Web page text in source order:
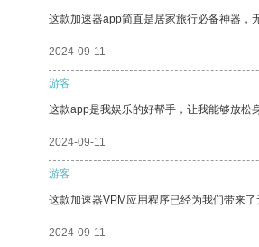
这款加速器app简直是居家旅行必备神器，
2024-09-11
游客
这款app是我娱乐的好帮手，让我能够放松
2024-09-11
游客
这款加速器VPM应用程序已经为我们带来了
2024-09-11